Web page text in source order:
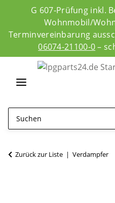
G 607-Prüfung inkl.
Wohnmobil/
Terminvereinbarung
06074-21100-0–
Zurück zur Liste Verdampfer